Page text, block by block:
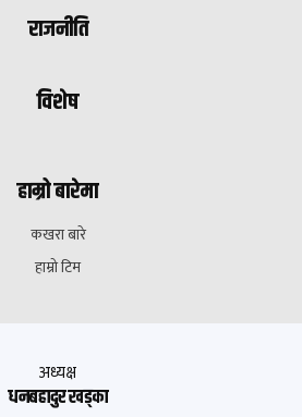
राजनीति
विशेष
हाम्रो बारेमा
कखरा बारे
हाम्रो टिम
अध्यक्ष
धनबहादुर खड्का